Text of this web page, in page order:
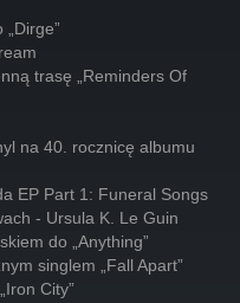
trasę „Reminders Of
na 40. rocznicę albumu
EP Part 1: Funeral Songs
- Ursula K. Le Guin
do „Anything”
singlem „Fall Apart”
City”